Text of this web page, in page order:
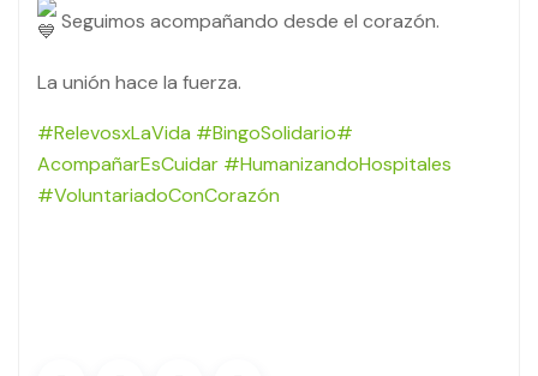
Seguimos acompañando desde el corazón.
La unión hace la fuerza.
#RelevosxLaVida #BingoSolidario#
AcompañarEsCuidar #HumanizandoHospitales
#VoluntariadoConCorazón